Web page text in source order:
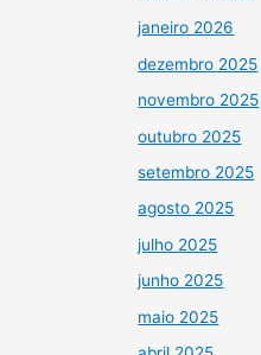
janeiro 2026
dezembro 2025
novembro 2025
outubro 2025
setembro 2025
agosto 2025
julho 2025
junho 2025
maio 2025